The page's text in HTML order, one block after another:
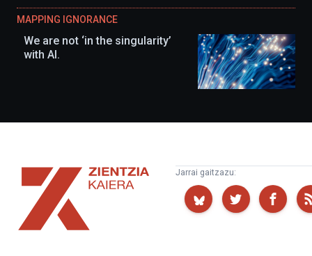
MAPPING IGNORANCE
We are not ‘in the singularity’
with AI.
Zientzia
Kaiera
Jarrai gaitzazu: